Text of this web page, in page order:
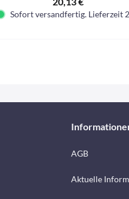
Sofort versandfertig. Lieferzeit 2-
AGB
Aktuelle